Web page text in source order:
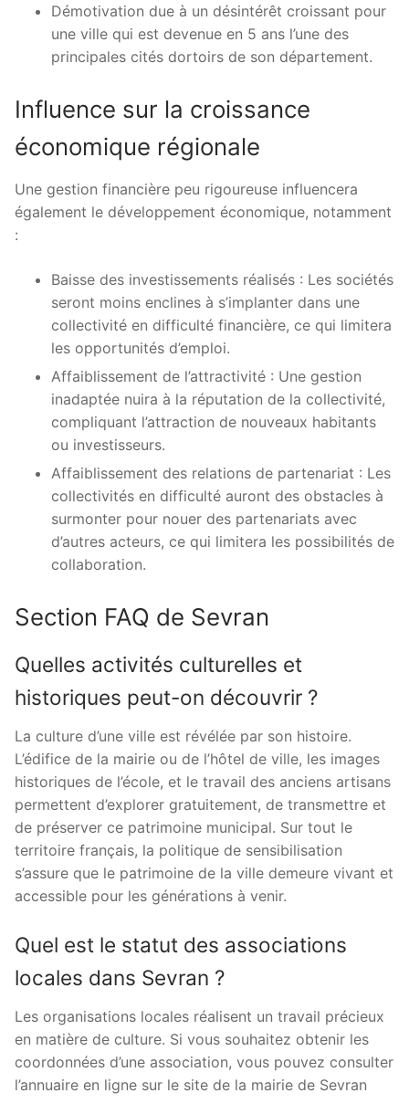
Démotivation due à un désintérêt croissant pour
une ville qui est devenue en 5 ans l’une des
principales cités dortoirs de son département.
Influence sur la croissance
économique régionale
Une gestion financière peu rigoureuse influencera
également le développement économique, notamment
:
Baisse des investissements réalisés : Les sociétés
seront moins enclines à s’implanter dans une
collectivité en difficulté financière, ce qui limitera
les opportunités d’emploi.
Affaiblissement de l’attractivité : Une gestion
inadaptée nuira à la réputation de la collectivité,
compliquant l’attraction de nouveaux habitants
ou investisseurs.
Affaiblissement des relations de partenariat : Les
collectivités en difficulté auront des obstacles à
surmonter pour nouer des partenariats avec
d’autres acteurs, ce qui limitera les possibilités de
collaboration.
Section FAQ de Sevran
Quelles activités culturelles et
historiques peut-on découvrir ?
La culture d’une ville est révélée par son histoire.
L’édifice de la mairie ou de l’hôtel de ville, les images
historiques de l’école, et le travail des anciens artisans
permettent d’explorer gratuitement, de transmettre et
de préserver ce patrimoine municipal. Sur tout le
territoire français, la politique de sensibilisation
s’assure que le patrimoine de la ville demeure vivant et
accessible pour les générations à venir.
Quel est le statut des associations
locales dans Sevran ?
Les organisations locales réalisent un travail précieux
en matière de culture. Si vous souhaitez obtenir les
coordonnées d’une association, vous pouvez consulter
l’annuaire en ligne sur le site de la mairie de Sevran